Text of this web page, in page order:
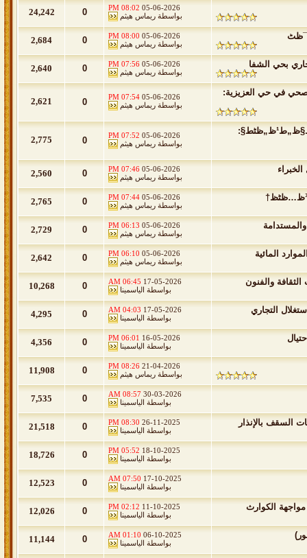
05-06-2026
08:02 PM
بواسطة ريماس هيثم 0
24,242
05-06-2026
08:00 PM
بواسطة ريماس هيثم 0
2,684
بحي الشفا 05-06-2026
07:56 PM
بواسطة ريماس هيثم 0
2,640
في حي العزيزية: 05-06-2026
07:54 PM
بواسطة ريماس هيثم 0
2,621
ط£ظپط¶ظ„ ط´ط±ظƒط© طھط³ظ„ظٹظƒ ظ…ط¬ط§ط±ظٹ ط¨ط*ظٹ ط§ظ„ط¹ظ„ظٹط§: 05-06-2026
07:52 PM
بواسطة ريماس هيثم 0
2,775
05-06-2026
07:46 PM
بواسطة ريماس هيثم 0
2,560
05-06-2026
07:44 PM
بواسطة ريماس هيثم 0
2,765
05-06-2026
06:13 PM
بواسطة ريماس هيثم 0
2,729
المائية 05-06-2026
06:10 PM
بواسطة ريماس هيثم 0
2,642
والفنون 17-05-2026
06:45 AM
بواسطة الياسمينا 0
10,268
التجاري 17-05-2026
04:03 AM
بواسطة الياسمينا 0
4,295
16-05-2026
06:01 PM
بواسطة الياسمينا 0
4,356
21-04-2026
08:26 PM
بواسطة ريماس هيثم 0
11,908
30-03-2026
08:57 AM
بواسطة الياسمينا 0
7,535
السقف بالإنذار 26-11-2025
08:30 PM
بواسطة الياسمينا 0
21,518
18-10-2025
05:52 PM
بواسطة الياسمينا 0
18,726
17-10-2025
07:50 AM
بواسطة الياسمينا 0
12,523
مواجهة الكوارث 11-10-2025
02:12 PM
بواسطة الياسمينا 0
12,026
06-10-2025
01:10 AM
بواسطة الياسمينا 0
11,144